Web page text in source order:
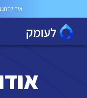
איך